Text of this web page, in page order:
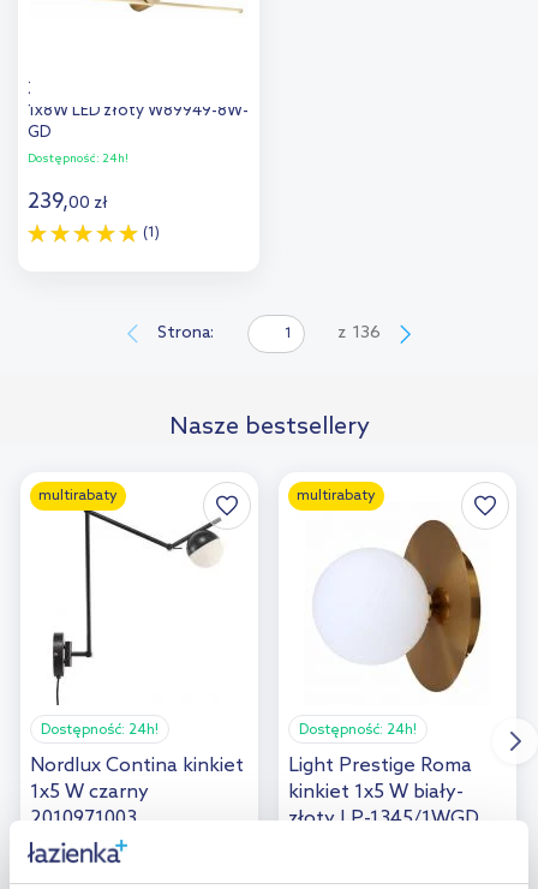
Zuma Line Camara kinkiet
1x8W LED złoty W89949-8W-
GD
Dostępność: 24h!
239,00 zł
(1)
Strona: z 136
Nasze bestsellery
multirabaty
Dostępność: 24h!
Nordlux Contina kinkiet
1x5 W czarny
2010971003
309
multirabaty
Dostępność: 24h!
Light Prestige Roma
kinkiet 1x5 W biały-
złoty LP-1345/1WGD